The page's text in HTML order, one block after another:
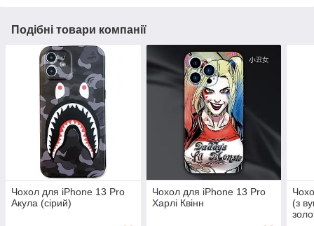
Подібні товари компанії
Чохол для iPhone 13 Pro
Акула (сірий)
Чохол для iPhone 13 Pro
Харлі Квінн
(з